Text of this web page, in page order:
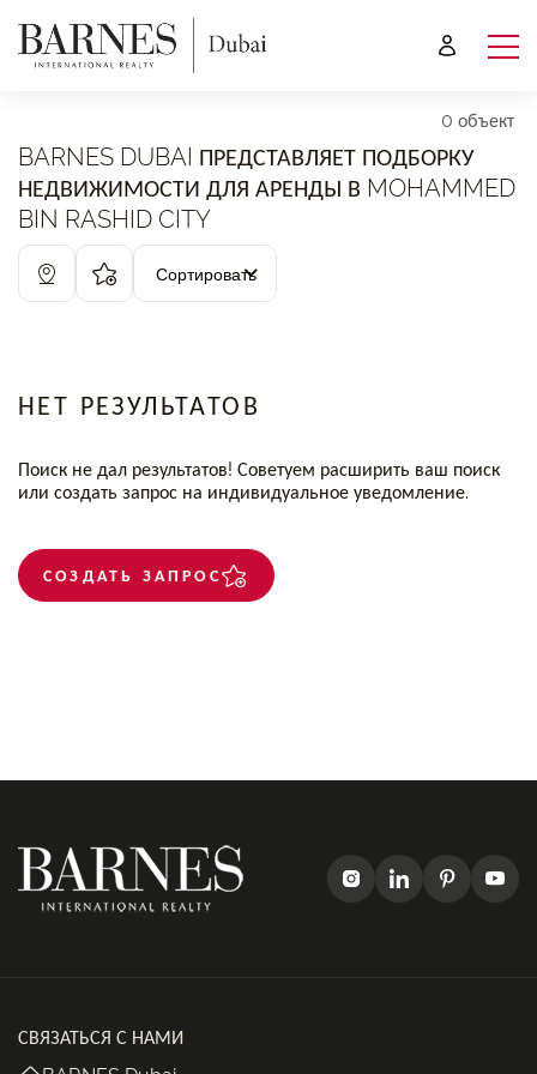
0 объект
BARNES DUBAI ПРЕДСТАВЛЯЕТ ПОДБОРКУ
НЕДВИЖИМОСТИ ДЛЯ АРЕНДЫ В MOHAMMED
BIN RASHID CITY
Сортировать
НЕТ РЕЗУЛЬТАТОВ
Поиск не дал результатов! Советуем расширить ваш поиск
или создать запрос на индивидуальное уведомление.
СОЗДАТЬ ЗАПРОС
СВЯЗАТЬСЯ С НАМИ